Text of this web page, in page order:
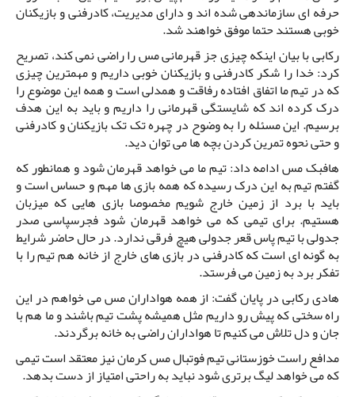
حرفه ای سازماندهی شده اند و دارای مدیریت، کادرفنی و بازیکنان
خوبی هستند حتما موفق خواهند شد.
رکابی با بیان اینکه چیزی جز قهرمانی مس را راضی نمی کند، تصریح
کرد: خدا را شکر کادرفنی و بازیکنان خوبی داریم و مهمترین چیزی
که در تیم ما اتفاق افتاده رفاقت و همدلی است و همه این موضوع را
درک کرده اند که شایستگی قهرمانی را داریم و باید به این هدف
برسیم. این مسئله را به وضوح در چهره تک تک بازیکنان و کادرفنی
و حتی نحوه تمرین کردن بچه ها می توان دید.
هافبک مس ادامه داد: تیم ما می خواهد قهرمان شود و همانطور که
گفتم تیم به این درک رسیده که همه بازی ها مهم و حساس است و
باید با برد از زمین خارج شویم مخصوصا بازی هایی که میزبان
هستیم. برای تیمی که می خواهد قهرمان شود فجرسپاسی صدر
جدولی با تیم پاس قعر جدولی هیچ فرقی ندارد. در حال حاضر شرایط
به گونه ای است که کادرفنی در بازی های خارج از خانه هم تیم را با
تفکر برد به زمین می فرستد.
هادی رکابی در پایان گفت: از همه هواداران مس می خواهم در این
راه سختی که پیش رو داریم مثل همیشه پشت تیم باشند و ما هم با
جان و دل تلاش می کنیم تا هواداران راضی به خانه برگردند.
مدافع راست خوزستانی تیم فوتبال مس کرمان نیز معتقد است تیمی
که می خواهد لیگ برتری شود نباید به راحتی امتیاز از دست بدهد.